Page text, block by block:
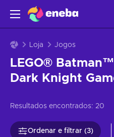
Loja Jogos
LEGO®
Dark Knight
Resultados encontrados: 20
Ordenar e filtrar (3)